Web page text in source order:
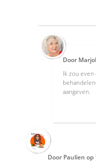
Door
Ik zou
aangeven.
Door Paulien op